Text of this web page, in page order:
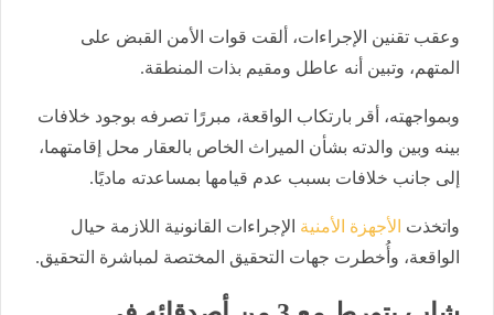
وعقب تقنين الإجراءات، ألقت قوات الأمن القبض على
المتهم، وتبين أنه عاطل ومقيم بذات المنطقة.
وبمواجهته، أقر بارتكاب الواقعة، مبررًا تصرفه بوجود خلافات
بينه وبين والدته بشأن الميراث الخاص بالعقار محل إقامتهما،
إلى جانب خلافات بسبب عدم قيامها بمساعدته ماديًا.
واتخذت الأجهزة الأمنية الإجراءات القانونية اللازمة حيال
الواقعة، وأُخطرت جهات التحقيق المختصة لمباشرة التحقيق.